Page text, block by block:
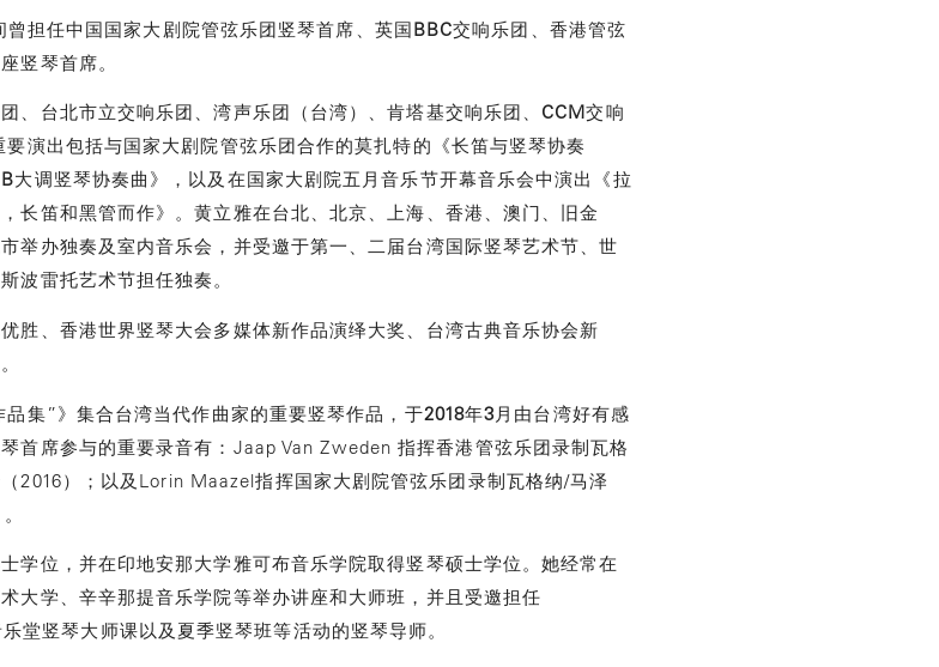
曾担任中国国家大剧院管弦乐团竖琴首席、英国BBC交响乐团、香港管弦
竖琴首席。
、台北市立交响乐团、湾声乐团（台湾）、肯塔基交响乐团、 CCM交响
演出包括与国家大剧院管弦乐团合作的莫扎特的《长笛与竖琴协奏
B大调竖琴协奏曲》，以及在国家大剧院五月音乐节开幕音乐会中演出《拉
笛和黑管而作》。黄立雅在台北、北京、上海、香港、澳门、旧金
举办独奏及室内音乐会，并受邀于第一、二届台湾国际竖琴艺术节、世
波雷托艺术节担任独奏。
胜、香港世界竖琴大会多媒体新作品演绎大奖、台湾古典音乐协会新
集”》集合台湾当代作曲家的重要竖琴作品，于2018年3 月由台湾好有感
首席参与的重要录音有：Jaap Van Zweden 指挥香港管弦乐团录制瓦格
2016）；以及Lorin Maazel指挥国家大剧院管弦乐团录制瓦格纳/马泽
学位，并在印地安那大学雅可布音乐学院取得竖琴硕士学位。她经常在
大学、辛辛那提音乐学院等举办讲座和大师班，并且受邀担任
堂竖琴大师课以及夏季竖琴班等活动的竖琴导师。